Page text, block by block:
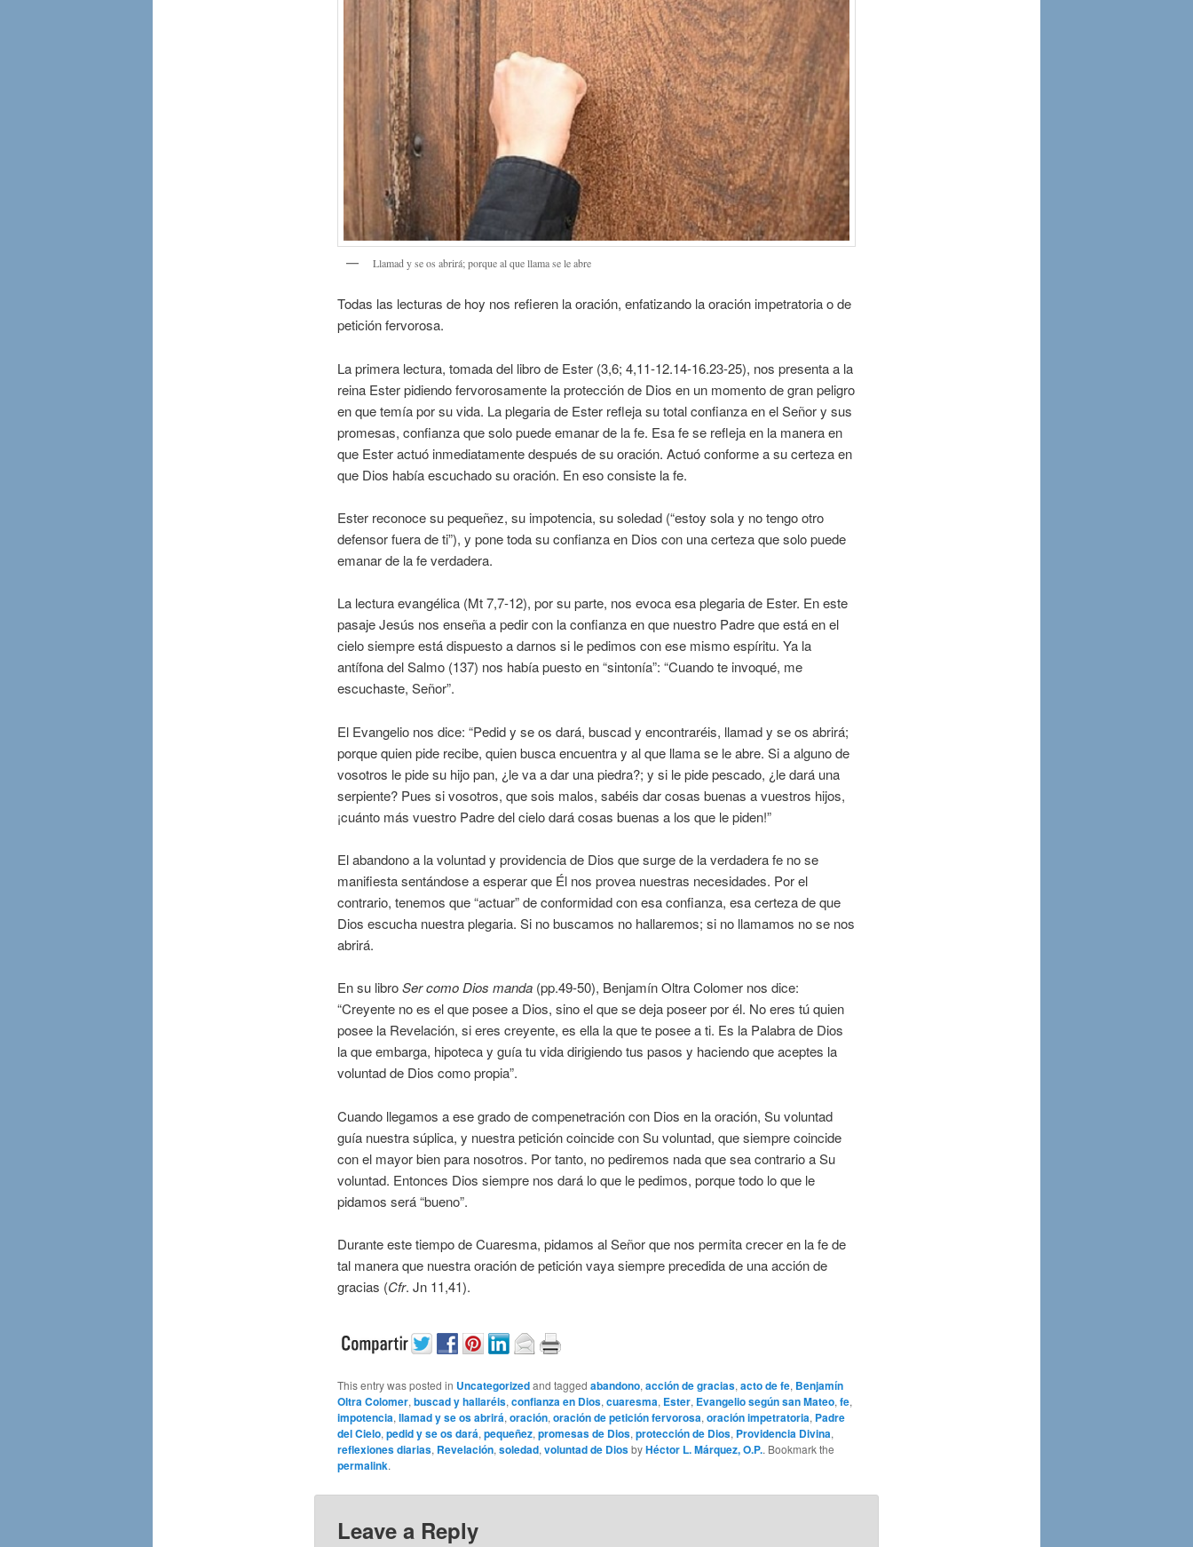
Llamad y se os abrirá; porque al que llama se le abre
Todas las lecturas de hoy nos refieren la oración, enfatizando la oración impetratoria o de
petición fervorosa.
La primera lectura, tomada del libro de Ester (3,6; 4,11-12.14-16.23-25), nos presenta a la
reina Ester pidiendo fervorosamente la protección de Dios en un momento de gran peligro
en que temía por su vida. La plegaria de Ester refleja su total confianza en el Señor y sus
promesas, confianza que solo puede emanar de la fe. Esa fe se refleja en la manera en
que Ester actuó inmediatamente después de su oración. Actuó conforme a su certeza en
que Dios había escuchado su oración. En eso consiste la fe.
Ester reconoce su pequeñez, su impotencia, su soledad (“estoy sola y no tengo otro
defensor fuera de ti”), y pone toda su confianza en Dios con una certeza que solo puede
emanar de la fe verdadera.
La lectura evangélica (Mt 7,7-12), por su parte, nos evoca esa plegaria de Ester. En este
pasaje Jesús nos enseña a pedir con la confianza en que nuestro Padre que está en el
cielo siempre está dispuesto a darnos si le pedimos con ese mismo espíritu. Ya la
antífona del Salmo (137) nos había puesto en “sintonía”: “Cuando te invoqué, me
escuchaste, Señor”.
El Evangelio nos dice: “Pedid y se os dará, buscad y encontraréis, llamad y se os abrirá;
porque quien pide recibe, quien busca encuentra y al que llama se le abre. Si a alguno de
vosotros le pide su hijo pan, ¿le va a dar una piedra?; y si le pide pescado, ¿le dará una
serpiente? Pues si vosotros, que sois malos, sabéis dar cosas buenas a vuestros hijos,
¡cuánto más vuestro Padre del cielo dará cosas buenas a los que le piden!”
El abandono a la voluntad y providencia de Dios que surge de la verdadera fe no se
manifiesta sentándose a esperar que Él nos provea nuestras necesidades. Por el
contrario, tenemos que “actuar” de conformidad con esa confianza, esa certeza de que
Dios escucha nuestra plegaria. Si no buscamos no hallaremos; si no llamamos no se nos
abrirá.
En su libroSer como Dios manda(pp.49-50), Benjamín Oltra Colomer nos dice:
“Creyente no es el que posee a Dios, sino el que se deja poseer por él. No eres tú quien
posee la Revelación, si eres creyente, es ella la que te posee a ti. Es la Palabra de Dios
la que embarga, hipoteca y guía tu vida dirigiendo tus pasos y haciendo que aceptes la
voluntad de Dios como propia”.
Cuando llegamos a ese grado de compenetración con Dios en la oración, Su voluntad
guía nuestra súplica, y nuestra petición coincide con Su voluntad, que siempre coincide
con el mayor bien para nosotros. Por tanto, no pediremos nada que sea contrario a Su
voluntad. Entonces Dios siempre nos dará lo que le pedimos, porque todo lo que le
pidamos será “bueno”.
Durante este tiempo de Cuaresma, pidamos al Señor que nos permita crecer en la fe de
tal manera que nuestra oración de petición vaya siempre precedida de una acción de
gracias (Cfr. Jn 11,41).
This entry was posted in Uncategorizedand tagged abandono, acción de gracias, acto de fe, Benjamín
Oltra Colomer, buscad y hallaréis, confianza en Dios, cuaresma, Ester, Evangelio según san Mateo, fe,
impotencia, llamad y se os abrirá, oración, oración de petición fervorosa, oración impetratoria, Padre
del Cielo, pedid y se os dará, pequeñez, promesas de Dios, protección de Dios, Providencia Divina,
reflexiones diarias, Revelación, soledad, voluntad de DiosbyHéctor L. Márquez, O.P.. Bookmark the
permalink.
Leave a Reply